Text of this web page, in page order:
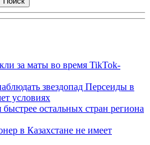
за маты во время TikTok-
звездопад Персеиды в
условиях
быстрее остальных стран региона
в Казахстане не имеет